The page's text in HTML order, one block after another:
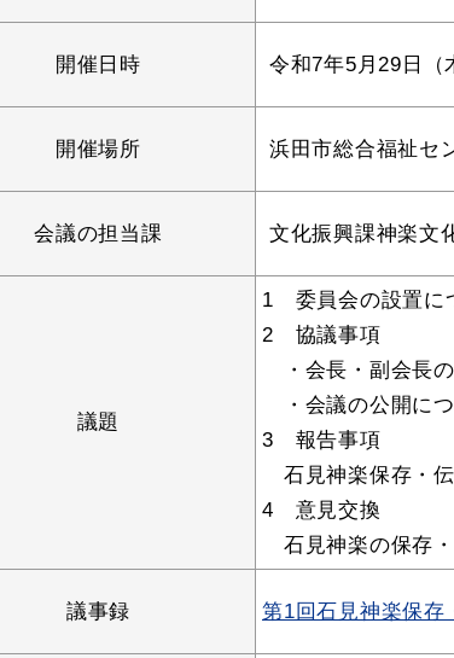
ごみ分別早見表
窓口案
開催日時 令和7年5月29日（
開催場所 浜田市総合福祉
会議の担当課 文化振興課神楽文
議題
1 委員会の設置に
2 協議事項
・会長・副会長
・会議の公開に
3 報告事項
石見神楽保存・伝
4 意見交換
石見神楽の保存・
議事録 第1回石見神楽保存